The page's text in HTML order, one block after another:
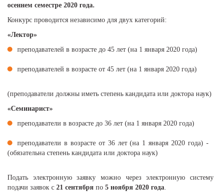
осеннем семестре 2020 года.
Конкурс проводится независимо для двух категорий:
«Лектор»
преподавателей в возрасте до 45 лет (на 1 января 2020 года)
преподавателей в возрасте от 45 лет (на 1 января 2020 года)
(преподаватели должны иметь степень кандидата или доктора наук)
«Семинарист»
преподаватели в возрасте до 36 лет (на 1 января 2020 года)
преподаватели в возрасте от 36 лет (на 1 января 2020 года) -
(обязательна степень кандидата или доктора наук)
Подать электронную заявку можно через электронную систему
подачи заявок с 21 сентября по 5 ноября 2020 года.